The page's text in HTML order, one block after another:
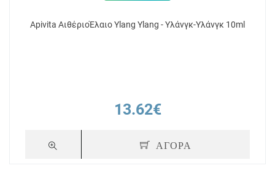
Apivita ΑιθέριοΈλαιο Ylang Ylang - Υλάνγκ-Υλάνγκ 10ml
13.62€
ΑΓΟΡΑ